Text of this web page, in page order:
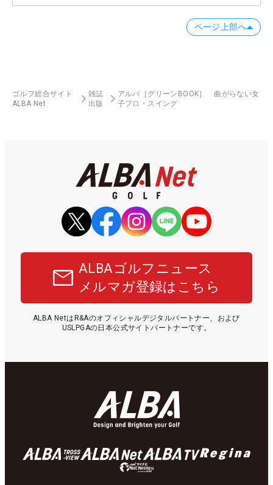
ページ上部へ
ゴルフ総合サイト
ALBA Net
雑誌
出版
アルバ［グリーンBOOK］ 曲がらない女
子プロ・スイング
ALBAゴルフニュース
メルマガ登録はこちら
ALBA NetはR&Aのオフィシャルデジタルパートナー、および
USLPGAの日本公式サイトパートナーです。